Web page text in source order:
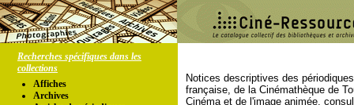
Recherches spécifiques dans les
collections
Affiches
Archives
Notices descriptives des
française, de la Cinémathèque de
Cinéma et de l'image animée,